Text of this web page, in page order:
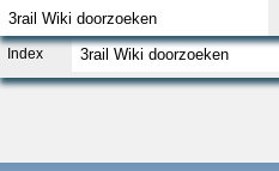
Index